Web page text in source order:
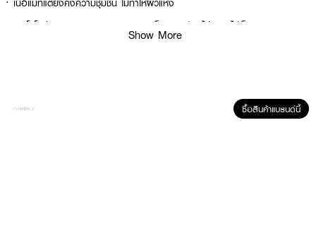
· เนื้อแมทแต่ยังคงความชุ่มชื้น ไม่ทำให้ผิวแห้ง
· เทคโนโลยี Double Layer Net Lock ล็อคเมคอัพ ไม่หลุด ไม่เป็นคราบ
Show More
ซื้อสินค้าแบรนด์นี้